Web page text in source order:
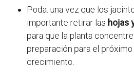
Poda: una vez que los
importante retirar las hojas
para que la planta
preparación para el
crecimiento.